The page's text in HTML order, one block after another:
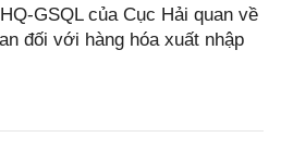
GSQL của Cục Hải quan về
đối với hàng hóa xuất nhập